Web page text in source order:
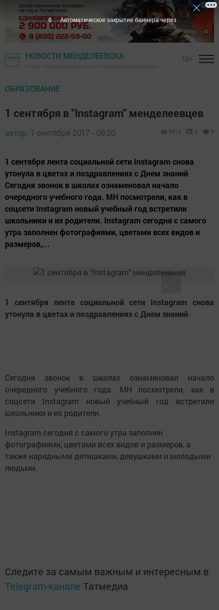
НОВОСТИ МЕНДЕЛЕЕВСКА
ОБРАЗОВАНИЕ
1 сентября в "Instagram" менделеевцев
автор, 1 сентября 2017 - 08:20 2613 0 0
1 сентября лента социальной сети Instagram снова
утонула в цветах и поздравлениях с Днем знаний
Сегодня звонок в школах ознаменовал начало
очередного учебного года. МН посмотрели, как в
соцсети Instagram новый учебный год встретили
школьники и их родители. Instagram сегодня с самого
утра заполнен фотографиями, цветами всех видов и
размеров,...
1 сентября лента социальной сети Instagram снова
утонула в цветах и поздравлениях с Днем знаний
Сегодня звонок в школах ознаменовал начало
очередного учебного года. МН посмотрели, как в
соцсети Instagram новый учебный год встретили
школьники и их родители.
Instagram сегодня с самого утра заполнен
фотографиями, цветами всех видов и размеров, а
также нарядными детишками, девушками и молодыми
людьми.
Следите за самым важным и интересным в
Telegram-канале Татмедиа
6 Автоматическое закрытие баннера через